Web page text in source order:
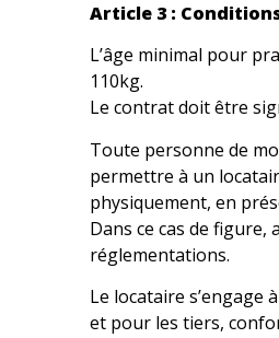
Article 3 :
L’âge minimal pour
110kg.
Le contrat doit être
Toute personne de
permettre à un
physiquement, en
Dans ce cas de
réglementations.
Le locataire
et pour les tiers,